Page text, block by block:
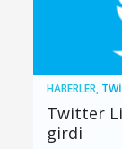
HABERLER,
Twitter
girdi